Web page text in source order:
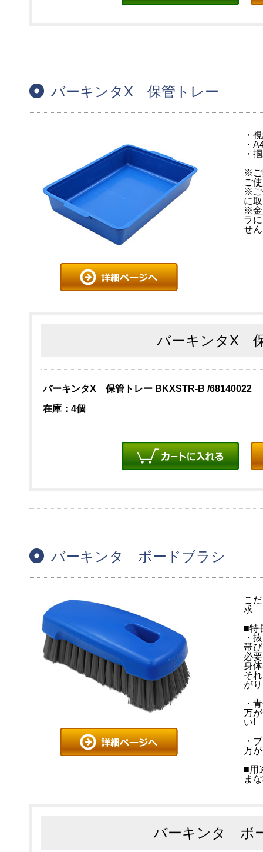
バーキンタX 保管トレー
・
・
・
※ご
ご
※ご
に
※金
ラ
せ
バーキンタX
バーキンタX 保管トレー BKXSTR-B /68140022
在庫：4個
バーキンタ ボードブラシ
こ
求
■特
・
帯
必
身
そ
が
・
万
い!
・
万
■用
ま
バーキンタ ボ